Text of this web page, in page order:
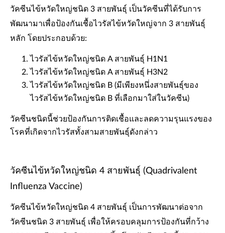
วัคซีนไข้หวัดใหญ่ชนิด 3 สายพันธุ์ เป็นวัคซีนที่ได้รับการ
พัฒนามาเพื่อป้องกันเชื้อไวรัสไข้หวัดใหญ่จาก 3 สายพันธุ์
หลัก โดยประกอบด้วย:
ไวรัสไข้หวัดใหญ่ชนิด A สายพันธุ์ H1N1
ไวรัสไข้หวัดใหญ่ชนิด A สายพันธุ์ H3N2
ไวรัสไข้หวัดใหญ่ชนิด B (มีเพียงหนึ่งสายพันธุ์ของ
ไวรัสไข้หวัดใหญ่ชนิด B ที่เลือกมาใส่ในวัคซีน)
วัคซีนชนิดนี้ช่วยป้องกันการติดเชื้อและลดความรุนแรงของ
โรคที่เกิดจากไวรัสทั้งสามสายพันธุ์ดังกล่าว
วัคซีนไข้หวัดใหญ่ชนิด 4 สายพันธุ์ (Quadrivalent
Influenza Vaccine)
วัคซีนไข้หวัดใหญ่ชนิด 4 สายพันธุ์ เป็นการพัฒนาต่อจาก
วัคซีนชนิด 3 สายพันธุ์ เพื่อให้ครอบคลุมการป้องกันที่กว้าง